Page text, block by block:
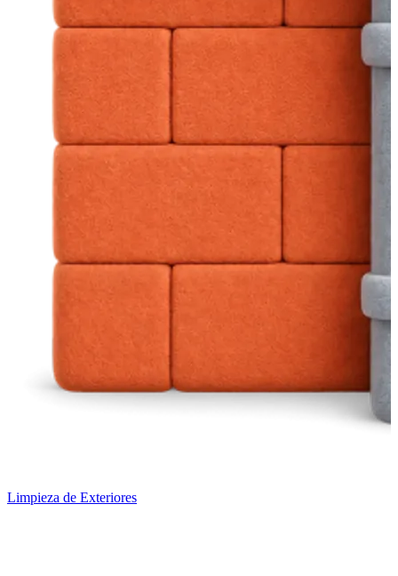
Limpieza de Exteriores